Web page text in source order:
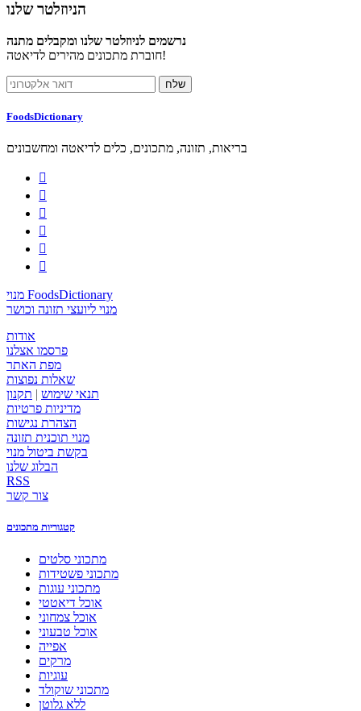
הניוזלטר שלנו
נרשמים לניוזלטר שלנו ומקבלים מתנה
חוברת מתכונים מהירים לדיאטה!
FoodsDictionary
בריאות, תזונה, מתכונים, כלים לדיאטה ומחשבונים






מנוי FoodsDictionary
מנוי ליועצי תזונה וכושר
אודות
פרסמו אצלנו
מפת האתר
שאלות נפוצות
תנאי שימוש | תקנון
מדיניות פרטיות
הצהרת נגישות
מנוי תוכנית תזונה
בקשת ביטול מנוי
הבלוג שלנו
RSS
צור קשר
קטגוריות מתכונים
מתכוני סלטים
מתכוני פשטידות
מתכוני עוגות
אוכל דיאטטי
אוכל צמחוני
אוכל טבעוני
אפייה
מרקים
עוגיות
מתכוני שוקולד
ללא גלוטן